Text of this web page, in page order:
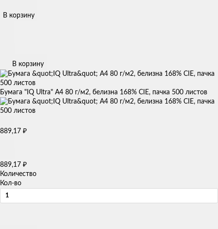
В корзину
В корзину
Бумага "IQ Ultra" А4 80 г/м2, белизна 168% CIE, пачка 500 листов
889,17 ₽
889,17 ₽
Количество
Кол-во